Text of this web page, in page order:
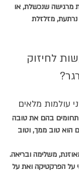
מרגישה שנכשלת, או
מזלזלת
לחיזוק
בהם את טובה
הוא טוב ממך, וטוב
משלימה ובריאה.
על הפרקטיקה ואת על